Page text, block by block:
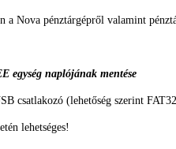
a Nova pénztárgépről valamint
egység naplójának mentése
csatlakozó (lehetőség szerint
lehetséges!